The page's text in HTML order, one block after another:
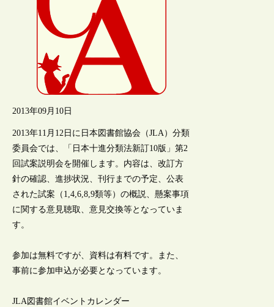
2013年09月10日
2013年11月12日に日本図書館協会（JLA）分類
委員会では、「日本十進分類法新訂10版」第2
回試案説明会を開催します。内容は、改訂方
針の確認、進捗状況、刊行までの予定、公表
された試案（1,4,6,8,9類等）の概説、懸案事項
に関する意見聴取、意見交換等となっていま
す。
参加は無料ですが、資料は有料です。また、
事前に参加申込が必要となっています。
JLA図書館イベントカレンダー